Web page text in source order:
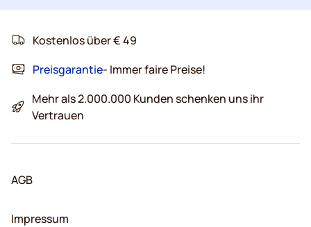
Kostenlos über € 49
Preisgarantie- Immer faire Preise!
Mehr als 2.000.000 Kunden schenken uns ihr
Vertrauen
AGB
Impressum